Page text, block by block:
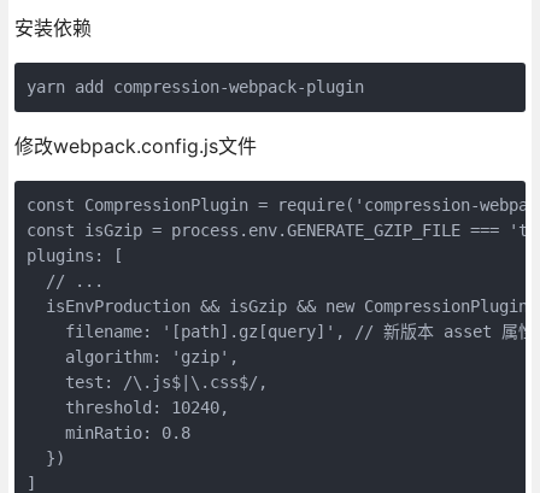
安装依赖
yarn add compression-webpack-plugin
修改webpack.config.js文件
const CompressionPlugin = require('compression-
const isGzip = process.env.GENERATE_GZIP_FILE ===
plugins: [
  // ...
isEnvProduction && isGzip && new
filename: '[path].gz[query]', // 新版本 asset 属性
    algorithm: 'gzip',
    test: /\.js$|\.css$/,
    threshold: 10240,
    minRatio: 0.8
  })
]